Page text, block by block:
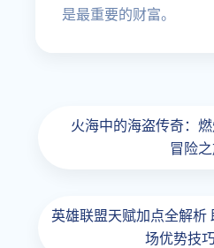
是最重要的财富。
火海中的海盗传奇：
冒险
英雄联盟天赋加点全解析
场优势技